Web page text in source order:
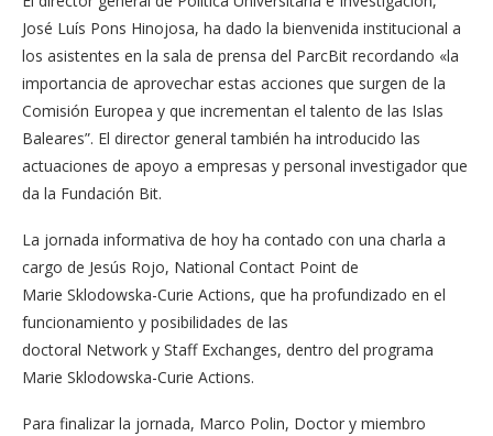
José Luís Pons Hinojosa, ha dado la bienvenida institucional a
los asistentes en la sala de prensa del ParcBit recordando «la
importancia de aprovechar estas acciones que surgen de la
Comisión Europea y que incrementan el talento de las Islas
Baleares”. El director general también ha introducido las
actuaciones de apoyo a empresas y personal investigador que
da la Fundación Bit.
La jornada informativa de hoy ha contado con una charla a
cargo de Jesús Rojo, National Contact Point de
Marie Sklodowska-Curie Actions, que ha profundizado en el
funcionamiento y posibilidades de las
doctoral Network y Staff Exchanges, dentro del programa
Marie Sklodowska-Curie Actions.
Para finalizar la jornada, Marco Polin, Doctor y miembro